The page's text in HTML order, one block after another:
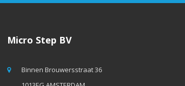
Micro Step BV
Binnen Brouwersstraat 36